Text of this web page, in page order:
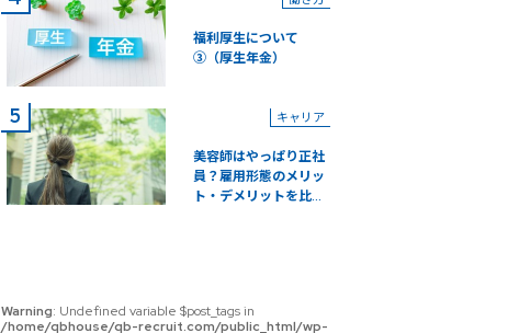
福利厚生について
③（厚生年金）
キャリア
美容師はやっぱり正社
員？雇用形態のメリッ
ト・デメリットを比...
Warning: Undefined variable $post_tags in
/home/qbhouse/qb-recruit.com/public_html/wp-